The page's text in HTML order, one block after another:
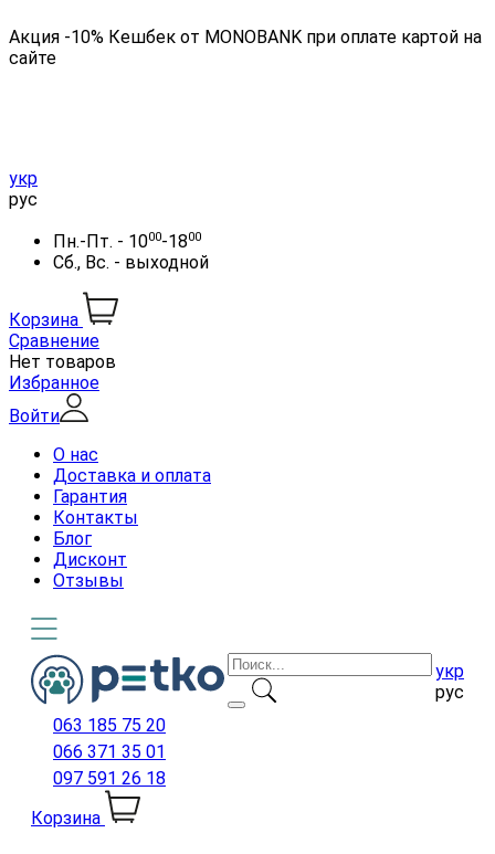
Акция -10% Кешбек от MONOBANK при оплате картой на
сайте
укр
рус
Пн.-Пт. - 1000-1800
Сб., Вс. - выходной
Корзина
Сравнение
Нет товаров
Избранное
Войти
О нас
Доставка и оплата
Гарантия
Контакты
Блог
Дисконт
Отзывы
укр
рус
063 185 75 20
066 371 35 01
097 591 26 18
Корзина